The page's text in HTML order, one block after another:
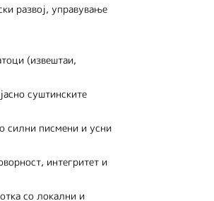
развој, управување
(извештаи,
суштинските
силни писмени и усни
интегритет и
со локални и